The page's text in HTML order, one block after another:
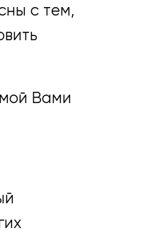
с тем,
Вами